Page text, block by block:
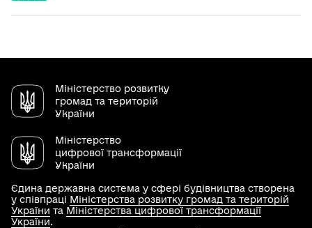
Міністерство розвитку
громад та територій
України
Міністерство
цифрової трансформації
України
Єдина державна система у сфері будівництва створена
у співпраці Міністерства розвитку громад та територій
України та Міністерства цифрової трансформації
України.